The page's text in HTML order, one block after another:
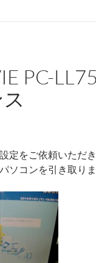
PC-
定をご依頼いただ
ソコンを引き取りま